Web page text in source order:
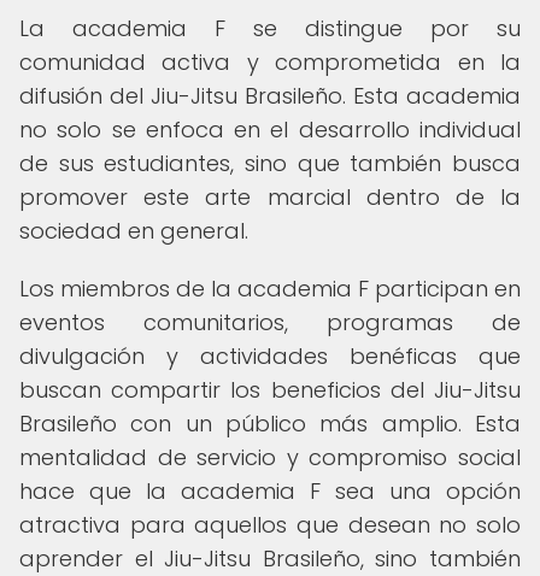
La academia F se distingue por su
comunidad activa y comprometida en la
difusión del Jiu-Jitsu Brasileño. Esta academia
no solo se enfoca en el desarrollo individual
de sus estudiantes, sino que también busca
promover este arte marcial dentro de la
sociedad en general.
Los miembros de la academia F participan en
eventos comunitarios, programas de
divulgación y actividades benéficas que
buscan compartir los beneficios del Jiu-Jitsu
Brasileño con un público más amplio. Esta
mentalidad de servicio y compromiso social
hace que la academia F sea una opción
atractiva para aquellos que desean no solo
aprender el Jiu-Jitsu Brasileño, sino también